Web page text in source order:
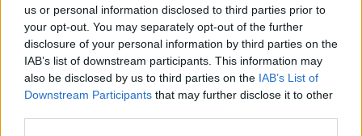
us or personal information disclosed to third parties prior to
your opt-out. You may separately opt-out of the further
disclosure of your personal information by third parties on the
IAB’s list of downstream participants. This information may
also be disclosed by us to third parties on the IAB’s List of
Downstream Participants that may further disclose it to other
2026. augusztus 08., szombat
Nicușor Dan visszaszólt az euró
bevezetése ellen ágáló, de a